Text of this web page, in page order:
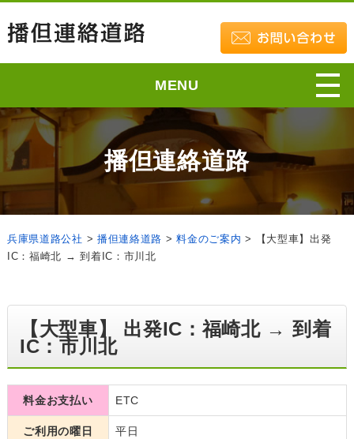
MENU
播但連絡道路
兵庫県道路公社 > 播但連絡道路 >料金のご案内 >
【大型車】出発
IC：福崎北 → 到着IC：市川北
【大型車】 出発IC：福崎北 → 到着
IC：市川北
料金お支払い ETC
ご利用の曜日 平日